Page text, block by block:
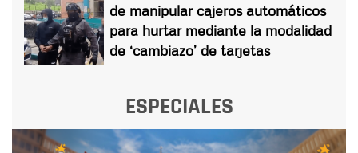
de manipular cajeros automáticos
para hurtar mediante la modalidad
de ‘cambiazo’ de tarjetas
ESPECIALES